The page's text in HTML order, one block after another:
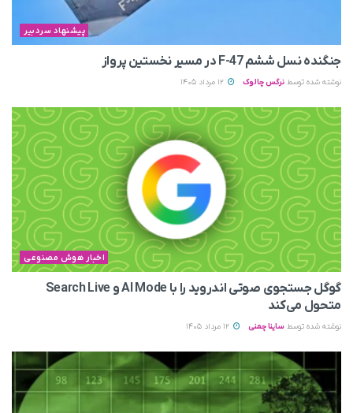
پیشنهاد سردبیر
جنگنده نسل ششم F-47 در مسیر نخستین پرواز
نوشته شده توسط نرگس چالوک
اخبار هوش مصنوعی
گوگل جستجوی صوتی اندروید را با AI Mode و Search Live
متحول می‌کند
نوشته شده توسط ساینا چمنی